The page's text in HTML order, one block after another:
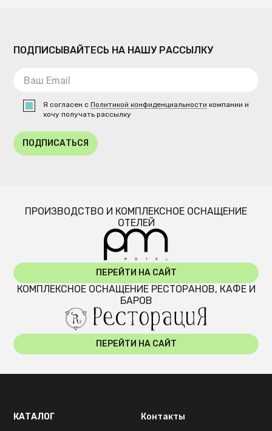
ПОДПИСЫВАЙТЕСЬ НА НАШУ РАССЫЛКУ
Я согласен сПолитикой конфиденциальности компании и
хочу получать рассылку
ПОДПИСАТЬСЯ
ПРОИЗВОДСТВО И КОМПЛЕКСНОЕ ОСНАЩЕНИЕ
ОТЕЛЕЙ
ПЕРЕЙТИ НА САЙТ
КОМПЛЕКСНОЕ ОСНАЩЕНИЕ РЕСТОРАНОВ, КАФЕ И
БАРОВ
ПЕРЕЙТИ НА САЙТ
КАТАЛОГ
Контакты